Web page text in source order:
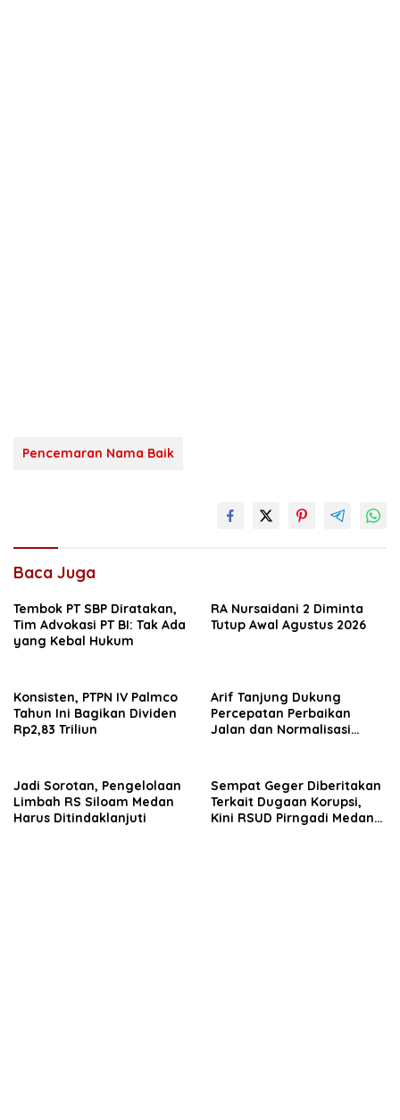
Pencemaran Nama Baik
Baca Juga
Tembok PT SBP Diratakan,
Tim Advokasi PT BI: Tak Ada
yang Kebal Hukum
RA Nursaidani 2 Diminta
Tutup Awal Agustus 2026
Konsisten, PTPN IV Palmco
Tahun Ini Bagikan Dividen
Rp2,83 Triliun
Arif Tanjung Dukung
Percepatan Perbaikan
Jalan dan Normalisasi
Jadi Sorotan, Pengelolaan
Limbah RS Siloam Medan
Harus Ditindaklanjuti
Sempat Geger Diberitakan
Terkait Dugaan Korupsi,
Kini RSUD Pirngadi Medan